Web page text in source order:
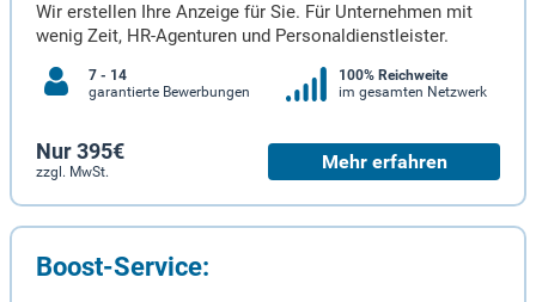
Wir erstellen Ihre Anzeige für Sie. Für Unternehmen mit
wenig Zeit, HR-Agenturen und Personaldienstleister.
7 - 14
garantierte Bewerbungen
100% Reichweite
im gesamten Netzwerk
Nur 395€
zzgl. MwSt. Mehr erfahren
Boost-Service: